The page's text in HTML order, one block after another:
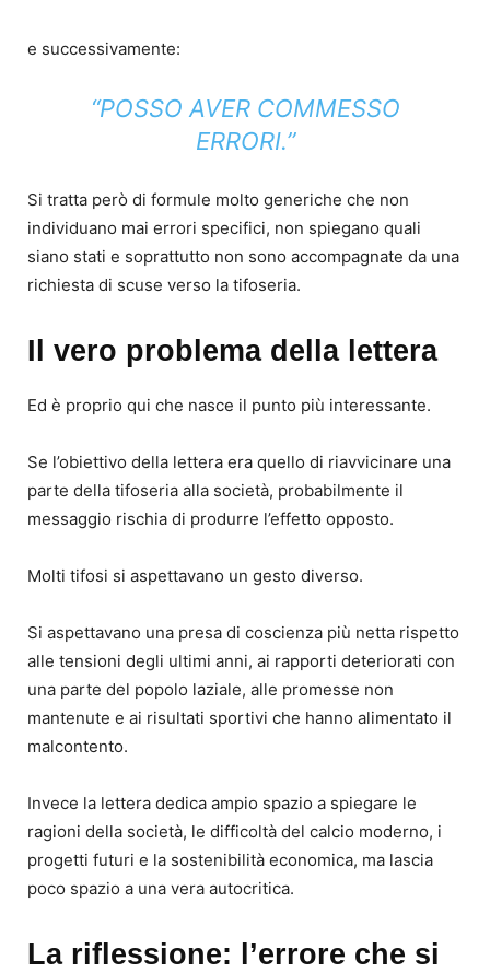
e successivamente:
“POSSO AVER COMMESSO
ERRORI.”
Si tratta però di formule molto generiche che non
individuano mai errori specifici, non spiegano quali
siano stati e soprattutto non sono accompagnate da una
richiesta di scuse verso la tifoseria.
Il vero problema della lettera
Ed è proprio qui che nasce il punto più interessante.
Se l’obiettivo della lettera era quello di riavvicinare una
parte della tifoseria alla società, probabilmente il
messaggio rischia di produrre l’effetto opposto.
Molti tifosi si aspettavano un gesto diverso.
Si aspettavano una presa di coscienza più netta rispetto
alle tensioni degli ultimi anni, ai rapporti deteriorati con
una parte del popolo laziale, alle promesse non
mantenute e ai risultati sportivi che hanno alimentato il
malcontento.
Invece la lettera dedica ampio spazio a spiegare le
ragioni della società, le difficoltà del calcio moderno, i
progetti futuri e la sostenibilità economica, ma lascia
poco spazio a una vera autocritica.
La riflessione: l’errore che si